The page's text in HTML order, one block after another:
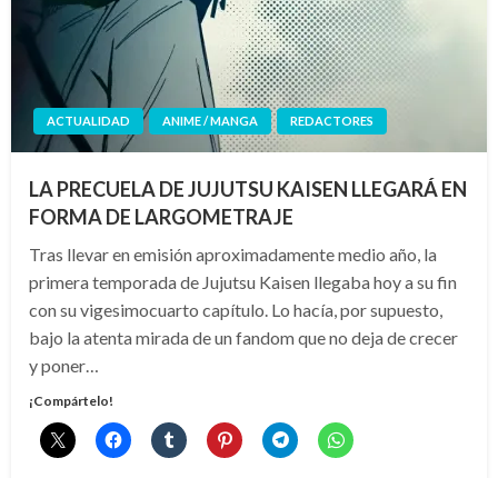
ACTUALIDAD ANIME / MANGA REDACTORES
LA PRECUELA DE JUJUTSU KAISEN LLEGARÁ EN
FORMA DE LARGOMETRAJE
Tras llevar en emisión aproximadamente medio año, la
primera temporada de Jujutsu Kaisen llegaba hoy a su fin
con su vigesimocuarto capítulo. Lo hacía, por supuesto,
bajo la atenta mirada de un fandom que no deja de crecer
y poner…
¡Compártelo!